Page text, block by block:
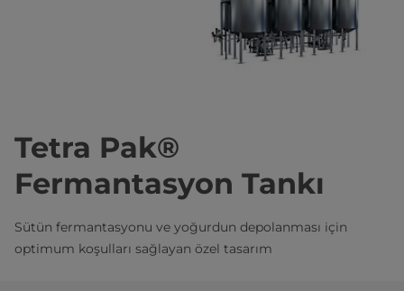
Tetra Pak®
Fermantasyon Tankı
Sütün fermantasyonu ve yoğurdun depolanması için
optimum koşulları sağlayan özel tasarım